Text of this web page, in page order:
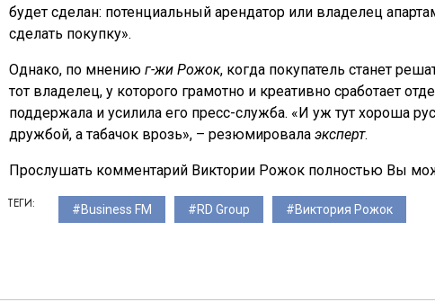
будет сделан: потенциальный арендатор или владелец
сделать покупку».
Однако, по мнению г-жи Рожок, когда покупатель станет
тот владелец, у которого грамотно и креативно сработает
поддержала и усилила его пресс-служба. «И уж тут хороша
дружбой, а табачок врозь», – резюмировала эксперт.
Прослушать комментарий Виктории Рожок полностью Вы
ТЕГИ: Business FM RD Group Виктория Рожок